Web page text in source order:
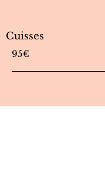
Cuisses
95€